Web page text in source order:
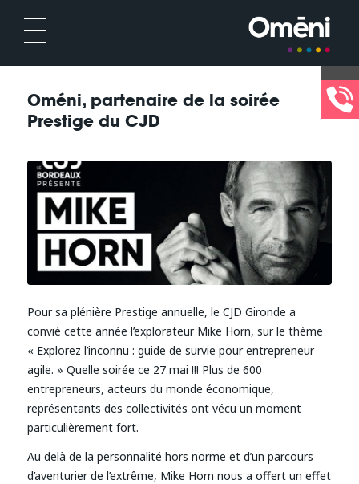
Oméni, partenaire de la soirée
Prestige du CJD
Pour sa plénière Prestige annuelle, le CJD Gironde a
convié cette année l’explorateur Mike Horn, sur le thème
« Explorez l’inconnu : guide de survie pour entrepreneur
agile. » Quelle soirée ce 27 mai !!! Plus de 600
entrepreneurs, acteurs du monde économique,
représentants des collectivités ont vécu un moment
particulièrement fort.
Au delà de la personnalité hors norme et d’un parcours
d’aventurier de l’extrême, Mike Horn nous a offert un effet